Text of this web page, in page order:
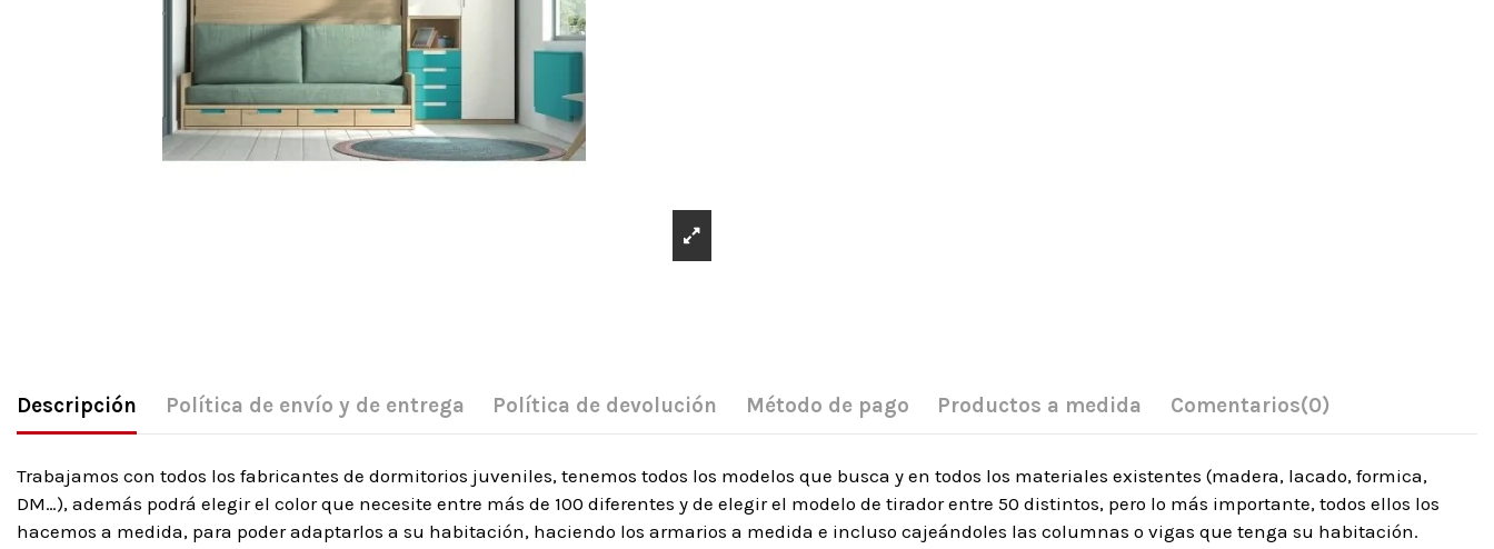
Descripción Política de envío y de entrega Política de devolución Método de pago Productos a medida Comentarios(0)
Trabajamos con todos los fabricantes de dormitorios juveniles, tenemos todos los modelos que busca y en todos los materiales existentes (madera, lacado, formica,
DM…), además podrá elegir el color que necesite entre más de 100 diferentes y de elegir el modelo de tirador entre 50 distintos, pero lo más importante, todos ellos los
hacemos a medida, para poder adaptarlos a su habitación, haciendo los armarios a medida e incluso cajeándoles las columnas o vigas que tenga su habitación.